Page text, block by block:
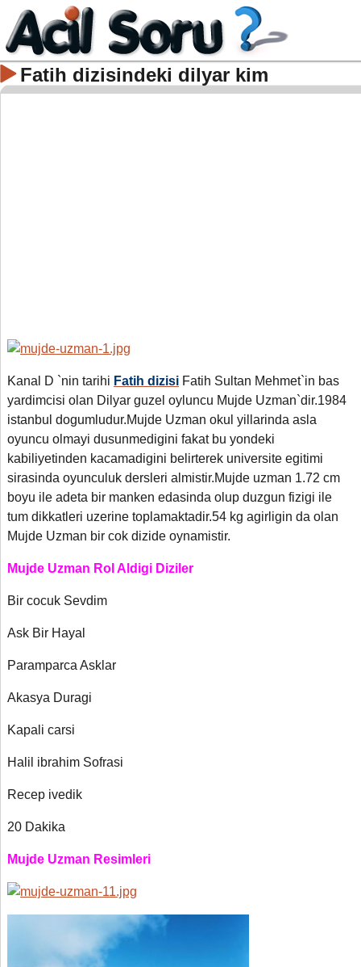
Fatih dizisindeki dilyar kim
Kanal D `nin tarihi Fatih dizisi Fatih Sultan Mehmet`in bas
yardimcisi olan Dilyar guzel oyluncu Mujde Uzman`dir.1984
istanbul dogumludur.Mujde Uzman okul yillarinda asla
oyuncu olmayi dusunmedigini fakat bu yondeki
kabiliyetinden kacamadigini belirterek universite egitimi
sirasinda oyunculuk dersleri almistir.Mujde uzman 1.72 cm
boyu ile adeta bir manken edasinda olup duzgun fizigi ile
tum dikkatleri uzerine toplamaktadir.54 kg agirligin da olan
Mujde Uzman bir cok dizide oynamistir.
Mujde Uzman Rol Aldigi Diziler
Bir cocuk Sevdim
Ask Bir Hayal
Paramparca Asklar
Akasya Duragi
Kapali carsi
Halil ibrahim Sofrasi
Recep ivedik
20 Dakika
Mujde Uzman Resimleri